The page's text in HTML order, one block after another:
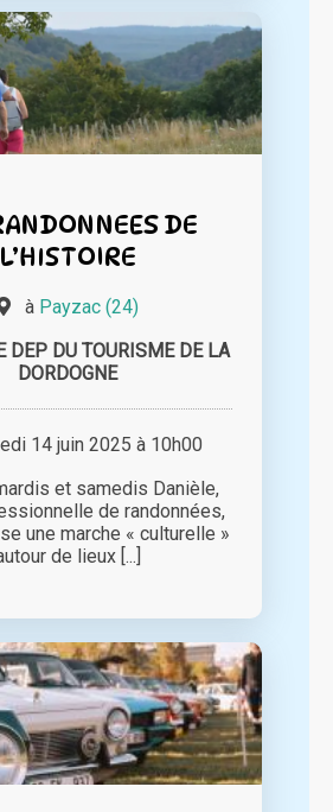
DE
L’HISTOIRE
à Payzac (24)
DEP DU TOURISME DE LA
DORDOGNE
14 juin 2025 à 10h00
et samedis Danièle,
de randonnées,
une marche « culturelle »
de lieux [...]